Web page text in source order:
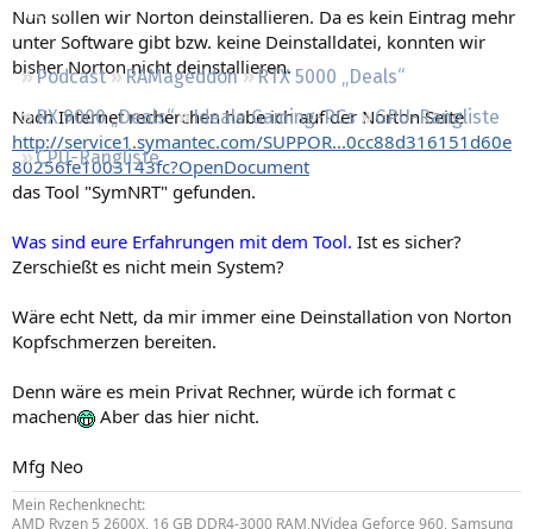
Regeln
Podcast RAMageddon
RTX 5000 „Deals“
RX 9000 „Deals“
Ideale Gaming-PCs
GPU-Rangliste
CPU-Rangliste
Nun sollen wir Norton deinstallieren. Da es kein Eintrag mehr
unter Software gibt bzw. keine Deinstalldatei, konnten wir
bisher Norton nicht deinstallieren.
Nach Internet recherchen habe ich auf der Norton Seite
http://service1.symantec.com/SUPPOR...0cc88d316151d60e
80256fe1003143fc?OpenDocument
das Tool "SymNRT" gefunden.
Was sind eure Erfahrungen mit dem Tool. Ist es sicher?
Zerschießt es nicht mein System?
Wäre echt Nett, da mir immer eine Deinstallation von Norton
Kopfschmerzen bereiten.
Denn wäre es mein Privat Rechner, würde ich format c
machen
Aber das hier nicht.
Mfg Neo
Mein Rechenknecht:
AMD Ryzen 5 2600X, 16 GB DDR4-3000 RAM,NVidea Geforce 960, Samsung